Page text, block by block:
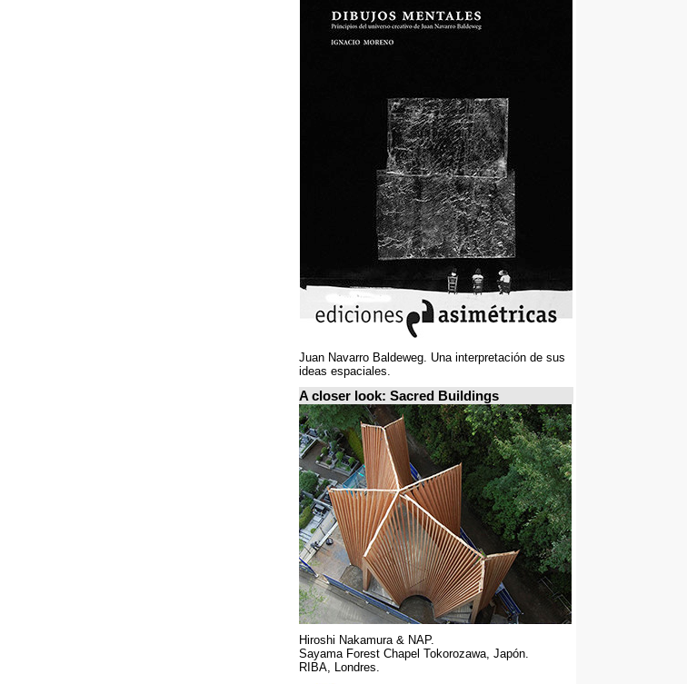
Juan Navarro Baldeweg. Una interpretación de sus
ideas espaciales.
A closer look: Sacred Buildings
Hiroshi Nakamura & NAP.
Sayama Forest Chapel Tokorozawa, Japón.
RIBA, Londres.